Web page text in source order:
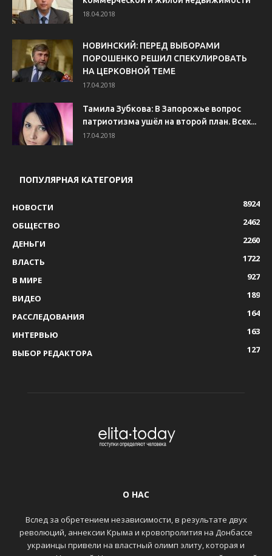
18.04.2018
НОВИНСКИЙ: ПЕРЕД ВЫБОРАМИ
ПОРОШЕНКО РЕШИЛ СПЕКУЛИРОВАТЬ
НА ЦЕРКОВНОЙ ТЕМЕ
17.04.2018
Тамила Зубкова: В Запорожье вопрос
патриотизма ушёл на второй план. Всех...
17.04.2018
ПОПУЛЯРНАЯ КАТЕГОРИЯ
НОВОСТИ
8924
ОБЩЕСТВО
2462
ДЕНЬГИ
2260
ВЛАСТЬ
1722
В МИРЕ
927
ВИДЕО
189
РАССЛЕДОВАНИЯ
164
ИНТЕРВЬЮ
163
ВЫБОР РЕДАКТОРА
127
О НАС
Вслед за обретением независимости, в результате двух
революций, аннексии Крыма и кровопролития на Донбассе
украинцы привели на властный олимп элиту, которая и